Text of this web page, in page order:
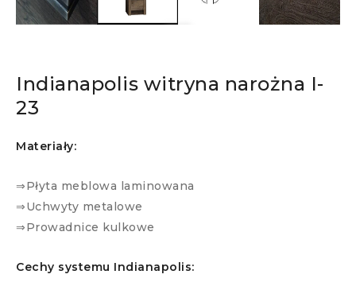
Indianapolis witryna narożna I-
23
Materiały:
⇒Płyta meblowa laminowana
⇒Uchwyty metalowe
⇒Prowadnice kulkowe
Cechy systemu Indianapolis: